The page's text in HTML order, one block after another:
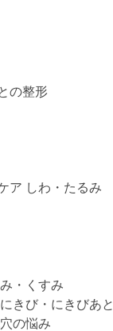
の整形
ア しわ・たるみ
・くすみ
きび・にきびあと
の悩み